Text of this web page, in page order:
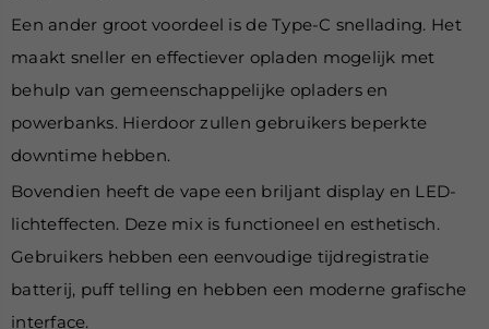
Een ander groot voordeel is de Type-C snellading. Het
maakt sneller en effectiever opladen mogelijk met
behulp van gemeenschappelijke opladers en
powerbanks. Hierdoor zullen gebruikers beperkte
downtime hebben.
Bovendien heeft de vape een briljant display en LED-
lichteffecten. Deze mix is functioneel en esthetisch.
Gebruikers hebben een eenvoudige tijdregistratie
batterij, puff telling en hebben een moderne grafische
interface.